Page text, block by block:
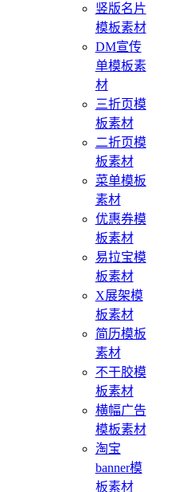
竖版名片
模板素材
DM宣传
单模板素
材
三折页模
板素材
二折页模
板素材
菜单模板
素材
优惠券模
板素材
易拉宝模
板素材
X展架模
板素材
简历模板
素材
不干胶模
板素材
横幅广告
模板素材
淘宝
banner模
板素材